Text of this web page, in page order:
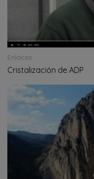
Enlaces
Cristalización de ADP